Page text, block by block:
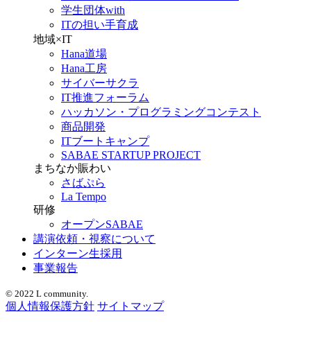
学生団体with
ITの担い手育成
地域×IT
Hana道場
Hana工房
サイバーサクラ
IT推進フォーラム
ハッカソン・プログラミングコンテスト
商品開発
ITブートキャンプ
SABAE STARTUP PROJECT
まちなか賑わい
さばぷら
La Tempo
研修
オープンSABAE
講演依頼・視察について
インターン生採用
事業報告
© 2022 L community.
個人情報保護方針 サイトマップ